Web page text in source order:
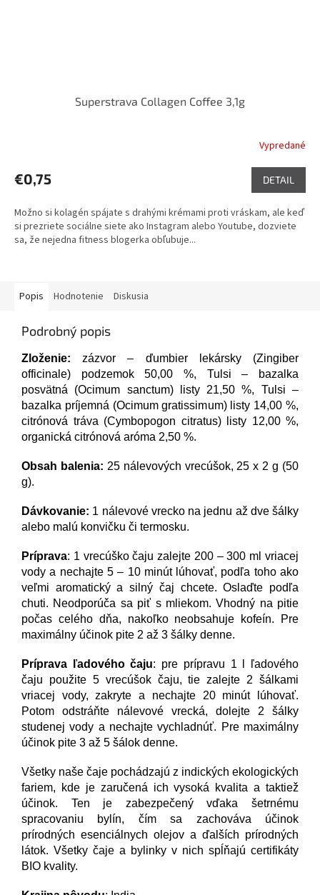
Superstrava Collagen Coffee 3,1g
produktu
je
z
5
hviezdičiek.
Vypredané
€0,75 DETAIL
Možno si kolagén spájate s drahými krémami proti vráskam, ale keď
si prezriete sociálne siete ako Instagram alebo Youtube, dozviete
sa, že nejedna fitness blogerka obľubuje...
Popis Hodnotenie Diskusia
Podrobný popis
Zloženie: zázvor – ďumbier lekársky (Zingiber
officinale) podzemok 50,00 %, Tulsi – bazalka
posvätná (Ocimum sanctum) listy 21,50 %, Tulsi –
bazalka príjemná (Ocimum gratissimum) listy 14,00 %,
citrónová tráva (Cymbopogon citratus) listy 12,00 %,
organická citrónová aróma 2,50 %.
Obsah balenia: 25 nálevových vrecúšok, 25 x 2 g (50
g).
Dávkovanie: 1 nálevové vrecko na jednu až dve šálky
alebo malú konvičku či termosku.
Príprava: 1 vrecúško čaju zalejte 200 – 300 ml vriacej
vody a nechajte 5 – 10 minút lúhovať, podľa toho ako
veľmi aromatický a silný čaj chcete. Oslaďte podľa
chuti. Neodporúča sa piť s mliekom. Vhodný na pitie
počas celého dňa, nakoľko neobsahuje kofeín. Pre
maximálny účinok pite 2 až 3 šálky denne.
Príprava ľadového čaju: pre prípravu 1 l ľadového
čaju použite 5 vrecúšok čaju, tie zalejte 2 šálkami
vriacej vody, zakryte a nechajte 20 minút lúhovať.
Potom odstráňte nálevové vrecká, dolejte 2 šálky
studenej vody a nechajte vychladnúť. Pre maximálny
účinok pite 3 až 5 šálok denne.
Všetky naše čaje pochádzajú z indických ekologických
fariem, kde je zaručená ich vysoká kvalita a taktiež
účinok. Ten je zabezpečený vďaka šetrnému
spracovaniu bylín, čím sa zachováva účinok
prírodných esenciálnych olejov a ďalších prírodných
látok. Všetky čaje a bylinky v nich spĺňajú certifikáty
BIO kvality.